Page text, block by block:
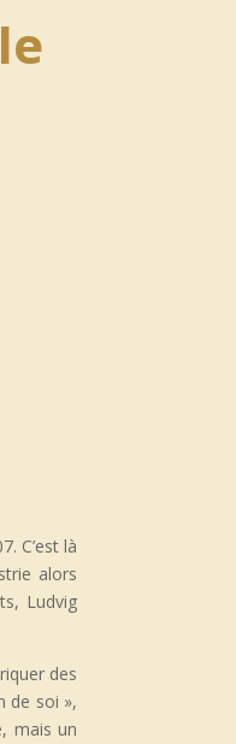
C’est là
alors
Ludvig
des
de soi »,
mais un